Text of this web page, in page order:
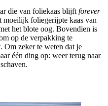
die van foliekaas blijft forever
moeilijk foliegerijpte kaas van
het blote oog. Bovendien is
op de verpakking te
Om zeker te weten dat je
één ding op: weer terug naar